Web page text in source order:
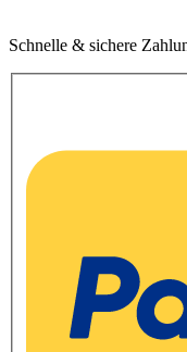
Schnelle & sichere